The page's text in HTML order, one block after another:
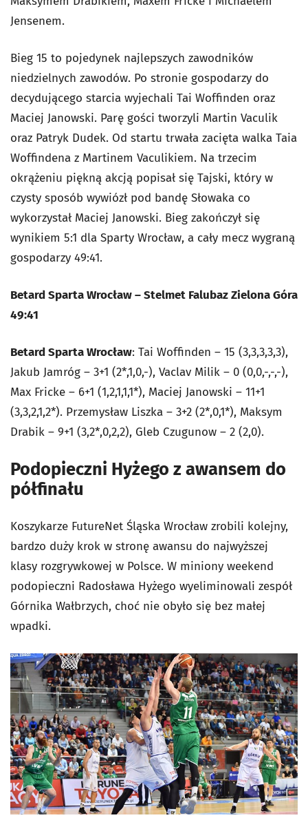
Jensenem.
Bieg 15 to pojedynek najlepszych zawodników
niedzielnych zawodów. Po stronie gospodarzy do
decydującego starcia wyjechali Tai Woffinden oraz
Maciej Janowski. Parę gości tworzyli Martin Vaculik
oraz Patryk Dudek. Od startu trwała zacięta walka Taia
Woffindena z Martinem Vaculikiem. Na trzecim
okrążeniu piękną akcją popisał się Tajski, który w
czysty sposób wywiózł pod bandę Słowaka co
wykorzystał Maciej Janowski. Bieg zakończył się
wynikiem 5:1 dla Sparty Wrocław, a cały mecz wygraną
gospodarzy 49:41.
Betard Sparta Wrocław – Stelmet Falubaz Zielona Góra
49:41
Betard Sparta Wrocław: Tai Woffinden – 15 (3,3,3,3,3),
Jakub Jamróg – 3+1 (2*,1,0,-), Vaclav Milik – 0 (0,0,-,-,-),
Max Fricke – 6+1 (1,2,1,1,1*), Maciej Janowski – 11+1
(3,3,2,1,2*). Przemysław Liszka – 3+2 (2*,0,1*), Maksym
Drabik – 9+1 (3,2*,0,2,2), Gleb Czugunow – 2 (2,0).
Podopieczni Hyżego z awansem do
półfinału
Koszykarze FutureNet Śląska Wrocław zrobili kolejny,
bardzo duży krok w stronę awansu do najwyższej
klasy rozgrywkowej w Polsce. W miniony weekend
podopieczni Radosława Hyżego wyeliminowali zespół
Górnika Wałbrzych, choć nie obyło się bez małej
wpadki.